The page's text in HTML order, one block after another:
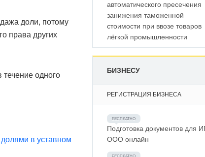
доли, потому
права других
течение одного
в уставном
автоматического пресечения
занижения таможенной
стоимости при ввозе товаров
лёгкой промышленности
БИЗНЕСУ
РЕГИСТРАЦИЯ БИЗНЕСА
Подготовка документов для
ООО онлайн